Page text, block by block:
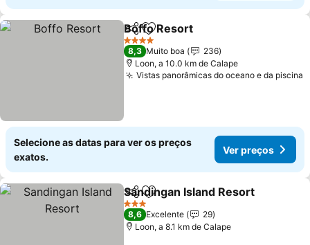
PartilharAdicionar aos favoritos
Boffo Resort
4 Estrelas
8,3 Muito boa
236
Loon, a 10.0 km de Calape
Vistas panorâmicas do oceano e da piscina
Selecione as datas para ver os preços
exatos.
Ver preços
PartilharAdicionar aos favoritos
Sandingan Island Resort
3 Estrelas
8,6 Excelente
29
Loon, a 8.1 km de Calape